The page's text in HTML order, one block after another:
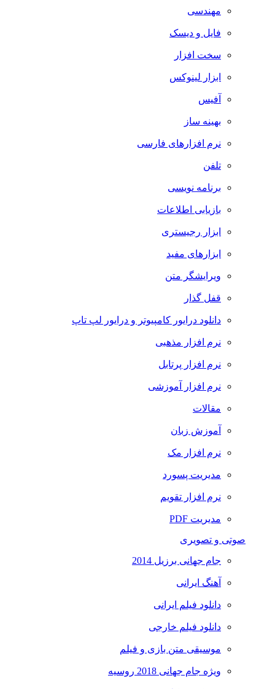
مهندسی
فایل و دیسک
سخت افزار
ابزار لینوکس
آفیس
بهینه ساز
نرم افزارهای فارسی
تلفن
برنامه نویسی
بازیابی اطلاعات
ابزار رجیستری
ابزارهای مفید
ویرایشگر متن
قفل گذار
دانلود درایور کامپیوتر و درایور لپ تاپ
نرم افزار مذهبی
نرم افزار پرتابل
نرم افزار آموزشی
مقالات
آموزش زبان
نرم افزار مک
مدیریت پسورد
نرم افزار تقویم
مدیریت PDF
صوتی و تصویری
جام جهانی برزیل 2014
آهنگ ایرانی
دانلود فیلم ایرانی
دانلود فیلم خارجی
موسیقی متن بازی و فیلم
ویژه جام جهانی 2018 روسیه